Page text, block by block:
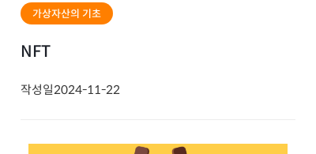
가상자산의 기초
NFT
작성일2024-11-22